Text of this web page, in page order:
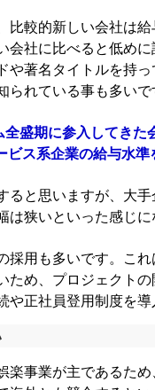
比較的新しい会社は
社に比べると低めに
や著名タイトルを持
れている事も多いで
盛期に参入してき
ス系企業の給与水準
ると思いますが、大
狭いといった感じに
採用も多いです。こ
ため、プロジェクト
正社員登用制度を導
楽事業が主であるた